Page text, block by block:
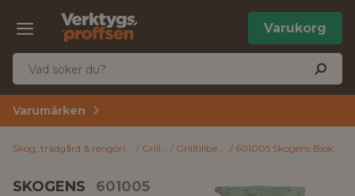
Varukorg
Varumärken
Skog, trädgård & rengöring Grillar Grilltillbehör 601005 Skogens Biokol 25 l
SKOGENS 601005